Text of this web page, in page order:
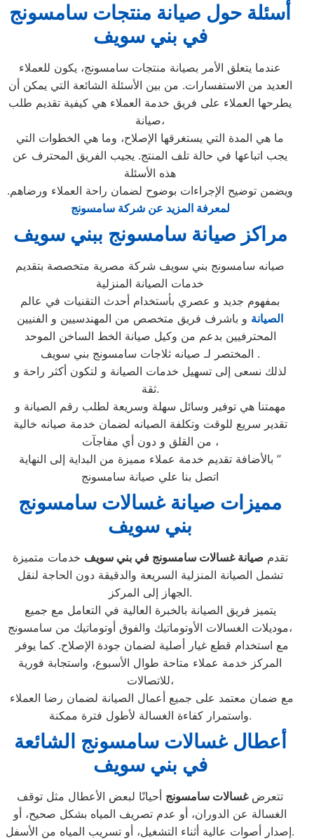
أسئلة حول صيانة منتجات سامسونج
في بني سويف
عندما يتعلق الأمر بصيانة منتجات سامسونج، يكون للعملاء
العديد من الاستفسارات. من بين الأسئلة الشائعة التي يمكن أن
يطرحها العملاء على فريق خدمة العملاء هي كيفية تقديم طلب
صيانة،
ما هي المدة التي يستغرقها الإصلاح، وما هي الخطوات التي
يجب اتباعها في حالة تلف المنتج. يجيب الفريق المحترف عن
هذه الأسئلة
ويضمن توضيح الإجراءات بوضوح لضمان راحة العملاء ورضاهم.
لمعرفة المزيد عن شركة سامسونج
مراكز صيانة سامسونج ببني سويف
صيانه سامسونج بني سويف شركة مصرية متخصصة بتقديم
خدمات الصيانة المنزلية
بمفهوم جديد و عصري بأستخدام أحدث التقنيات في عالم
الصيانة و باشرف فريق متخصص من المهندسيين و الفنيين
المحترفيين بدعم من وكيل صيانة الخط الساخن الموحد
المختصر لـ صيانه ثلاجات سامسونج بني سويف .
لذلك نسعى إلى تسهيل خدمات الصيانة و لتكون أكثر راحة و
ثقة.
مهمتنا هي توفير وسائل سهلة وسريعة لطلب رقم الصيانة و
تقدير سريع للوقت وتكلفة الصيانه لضمان خدمة صيانه خالية
من القلق و دون أي مفاجآت ،
بالأضافة تقديم خدمة عملاء مميزة من البداية إلى النهاية ”
اتصل بنا علي صيانة سامسونج
مميزات صيانة غسالات سامسونج
بني سويف
تقدم صيانة غسالات سامسونج في بني سويف خدمات متميزة
تشمل الصيانة المنزلية السريعة والدقيقة دون الحاجة لنقل
الجهاز إلى المركز.
يتميز فريق الصيانة بالخبرة العالية في التعامل مع جميع
موديلات الغسالات الأوتوماتيك والفوق أوتوماتيك من سامسونج،
المركز خدمة عملاء متاحة طوال الأسبوع، واستجابة فورية
للاتصالات،
واستمرار كفاءة الغسالة لأطول فترة ممكنة.
أعطال غسالات سامسونج الشائعة
في بني سويف
تتعرضغسالات سامسونج أحيانًا لبعض الأعطال مثل توقف
الغسالة عن الدوران، أو عدم تصريف المياه بشكل صحيح، أو
إصدار أصوات عالية أثناء التشغيل، أو تسريب المياه من الأسفل.